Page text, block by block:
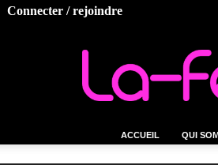
Connecter / rejoindre
ACCUEIL QUI